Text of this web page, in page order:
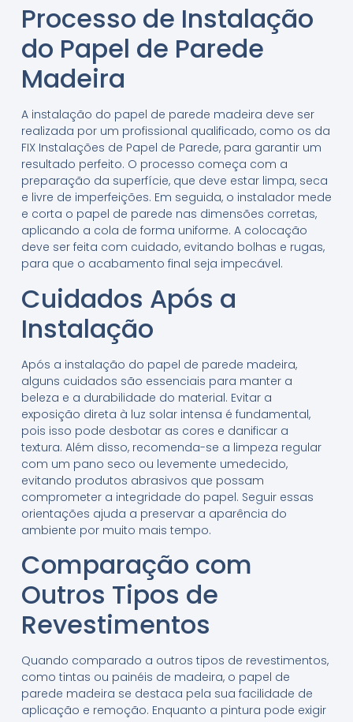
Processo de Instalação
do Papel de Parede
Madeira
A instalação do papel de parede madeira deve ser
realizada por um profissional qualificado, como os da
FIX Instalações de Papel de Parede, para garantir um
resultado perfeito. O processo começa com a
preparação da superfície, que deve estar limpa, seca
e livre de imperfeições. Em seguida, o instalador mede
e corta o papel de parede nas dimensões corretas,
aplicando a cola de forma uniforme. A colocação
deve ser feita com cuidado, evitando bolhas e rugas,
para que o acabamento final seja impecável.
Cuidados Após a
Instalação
Após a instalação do papel de parede madeira,
alguns cuidados são essenciais para manter a
beleza e a durabilidade do material. Evitar a
exposição direta à luz solar intensa é fundamental,
pois isso pode desbotar as cores e danificar a
textura. Além disso, recomenda-se a limpeza regular
com um pano seco ou levemente umedecido,
evitando produtos abrasivos que possam
comprometer a integridade do papel. Seguir essas
orientações ajuda a preservar a aparência do
ambiente por muito mais tempo.
Comparação com
Outros Tipos de
Revestimentos
Quando comparado a outros tipos de revestimentos,
como tintas ou painéis de madeira, o papel de
parede madeira se destaca pela sua facilidade de
aplicação e remoção. Enquanto a pintura pode exigir